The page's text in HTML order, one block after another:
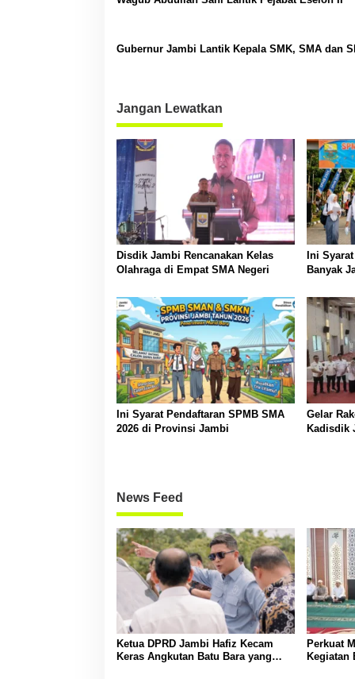
Gubernur Jambi Lantik Kepala SMK, SMA dan
Jangan Lewatkan
Disdik Jambi Rencanakan Kelas
Olahraga di Empat SMA Negeri
Ini
Banyak
Ini Syarat Pendaftaran SPMB SMA
2026 di Provinsi Jambi
Gelar
Kadisdik
News Feed
Ketua DPRD Jambi Hafiz Kecam
Keras Angkutan Batu Bara yang
Perkuat
Kegiatan